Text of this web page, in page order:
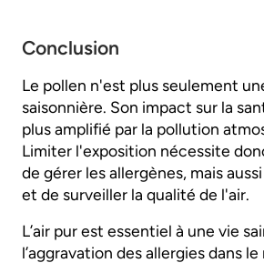
Conclusion
Le pollen n'est plus seulement
saisonnière. Son impact sur la
plus amplifié par la pollution
Limiter l'exposition nécessite
de gérer les allergènes, mais
et de surveiller la qualité de l'air.
L’air pur est essentiel à une vie
l’aggravation des allergies dans